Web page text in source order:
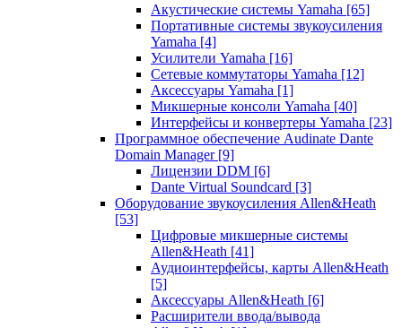
Акустические системы Yamaha [65]
Портативные системы звукоусиления
Yamaha [4]
Усилители Yamaha [16]
Сетевые коммутаторы Yamaha [12]
Аксессуары Yamaha [1]
Микшерные консоли Yamaha [40]
Интерфейсы и конвертеры Yamaha [23]
Программное обеспечение Audinate Dante
Domain Manager [9]
Лицензии DDM [6]
Dante Virtual Soundcard [3]
Оборудование звукоусиления Allen&Heath
[53]
Цифровые микшерные системы
Allen&Heath [41]
Аудиоинтерфейсы, карты Allen&Heath
[5]
Аксессуары Allen&Heath [6]
Расширители ввода/вывода